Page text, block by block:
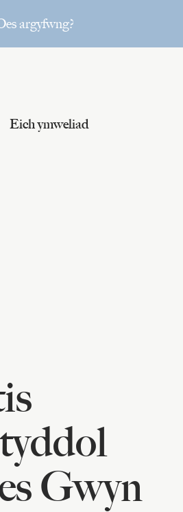
argyfwng?
Eich ymweliad
Gwyn